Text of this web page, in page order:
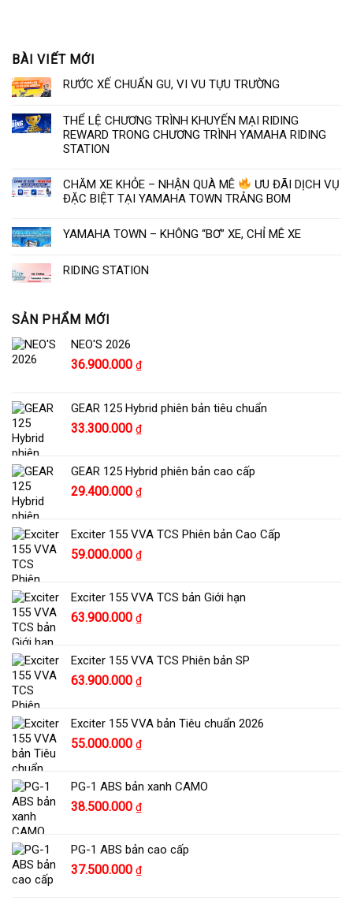
BÀI VIẾT MỚI
RƯỚC XẾ CHUẨN GU, VI VU TỰU TRƯỜNG
THỂ LỆ CHƯƠNG TRÌNH KHUYẾN MẠI RIDING
REWARD TRONG CHƯƠNG TRÌNH YAMAHA RIDING
STATION
CHĂM XE KHỎE – NHẬN QUÀ MÊ
ƯU ĐÃI DỊCH VỤ
ĐẶC BIỆT TẠI YAMAHA TOWN TRẢNG BOM
YAMAHA TOWN – KHÔNG “BƠ” XE, CHỈ MÊ XE
RIDING STATION
SẢN PHẨM MỚI
NEO'S 2026
36.900.000 ₫
GEAR 125 Hybrid phiên bản tiêu chuẩn
Giá
34.300.000 ₫.
33.300.000 ₫Giá
là:
33.300.000 ₫.
GEAR 125 Hybrid phiên bản cao cấp
Giá
30.400.000 ₫.
29.400.000 ₫Giá
là:
29.400.000 ₫.
Exciter 155 VVA TCS Phiên bản Cao Cấp
59.000.000 ₫
Exciter 155 VVA TCS bản Giới hạn
63.900.000 ₫
Exciter 155 VVA TCS Phiên bản SP
63.900.000 ₫
Exciter 155 VVA bản Tiêu chuẩn 2026
55.000.000 ₫
PG-1 ABS bản xanh CAMO
38.500.000 ₫
PG-1 ABS bản cao cấp
37.500.000 ₫